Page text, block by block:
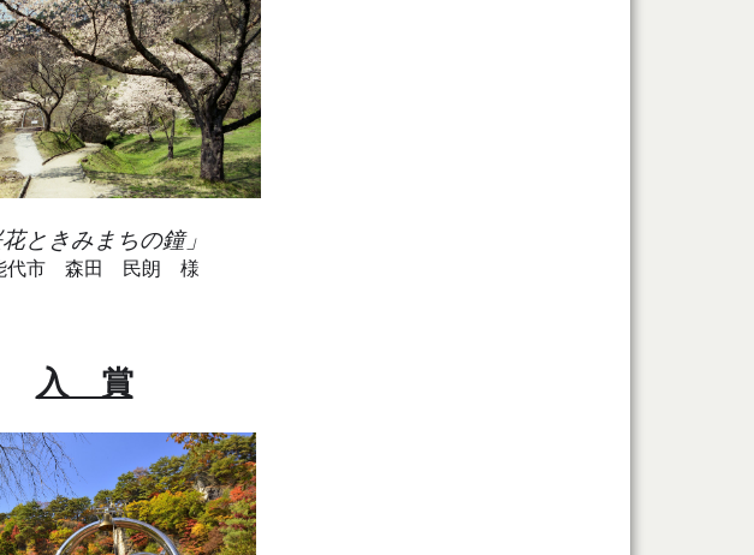
ときみまちの鐘」
市 森田 民朗 様
入 賞